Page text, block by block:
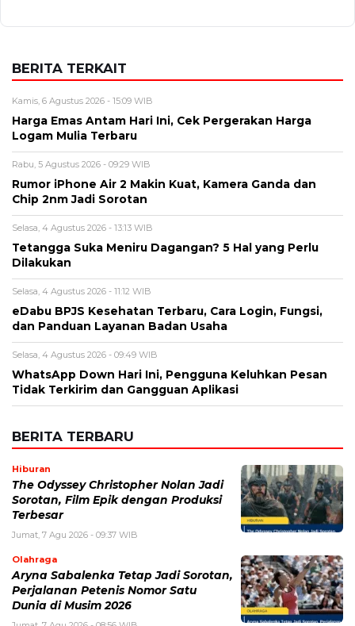
Alamat email tidak akan dipublikasikan. Kolom wajib ditandai *.
Komentar*
Nama*
Simpan nama, email, dan situs web saya pada peramban ini
untuk komentar saya berikutnya.